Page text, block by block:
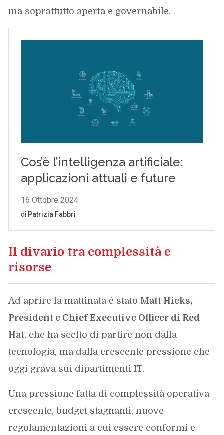
ma soprattutto aperta e governabile.
Il divario tra complessità e
risorse
Ad aprire la mattinata è stato Matt Hicks,
President e Chief Executive Officer di Red
Hat, che ha scelto di partire non dalla
tecnologia, ma dalla crescente pressione che
oggi grava sui dipartimenti IT.
Una pressione fatta di complessità operativa
crescente, budget stagnanti, nuove
regolamentazioni a cui essere conformi e